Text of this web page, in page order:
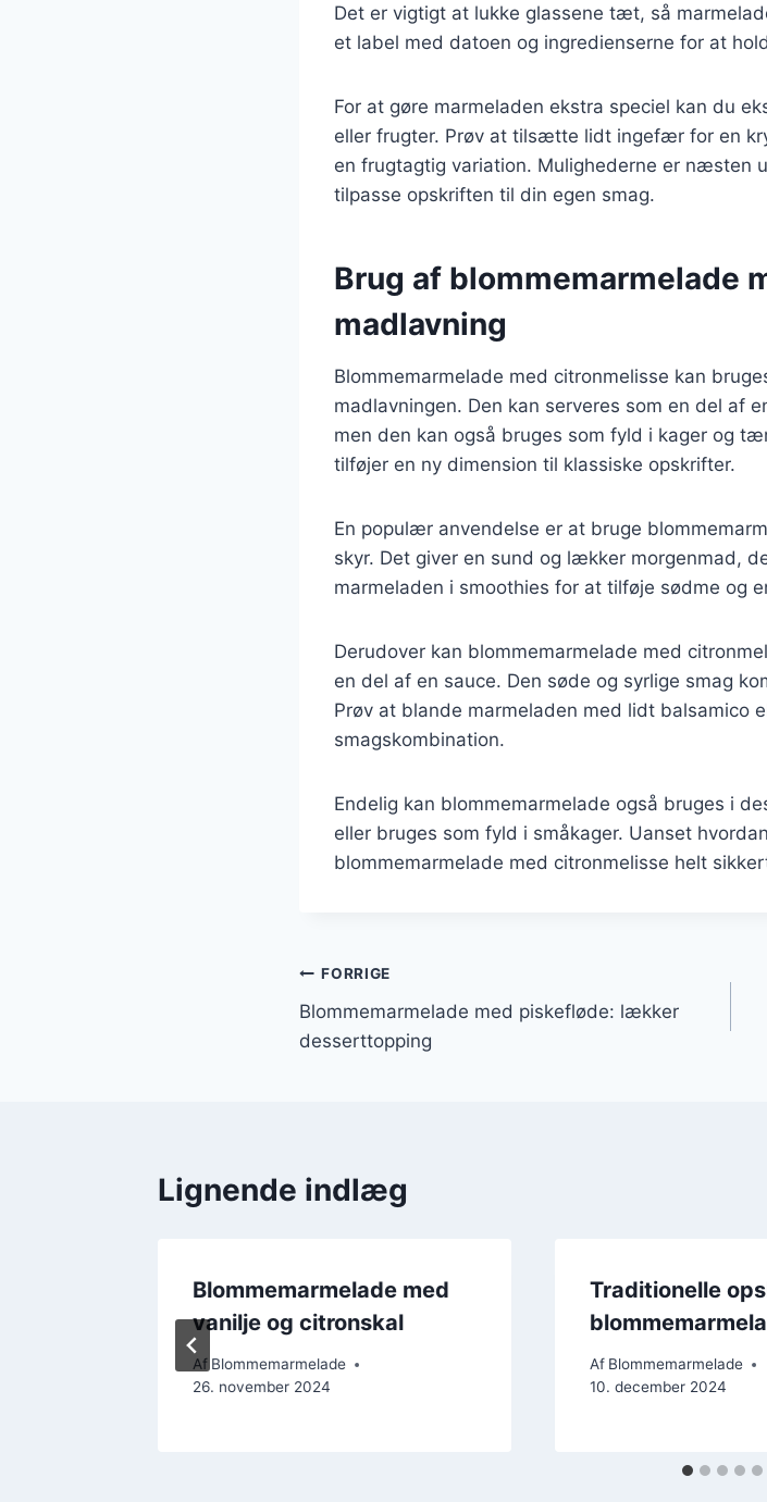
Det er vigtigt at lukke glassene tæt, så
et label med datoen og ingredienserne for at
For at gøre marmeladen ekstra speciel kan du
eller frugter. Prøv at tilsætte lidt ingefær for en
en frugtagtig variation. Mulighederne er næsten
tilpasse opskriften til din egen smag.
Brug af blommemarmelade
madlavning
Blommemarmelade med citronmelisse kan
madlavningen. Den kan serveres som en del af
men den kan også bruges som fyld i kager og
tilføjer en ny dimension til klassiske opskrifter.
En populær anvendelse er at bruge
skyr. Det giver en sund og lækker morgenmad,
marmeladen i smoothies for at tilføje sødme og
Derudover kan blommemarmelade med
en del af en sauce. Den søde og syrlige smag
Prøv at blande marmeladen med lidt balsamico
smagskombination.
Endelig kan blommemarmelade også bruges i
eller bruges som fyld i småkager. Uanset
blommemarmelade med citronmelisse helt
Indlægsnavigation
FORRIGE
Blommemarmelade med piskefløde: lækker
desserttopping
Lignende indlæg
Blommemarmelade med
vanilje og citronskal
Af Blommemarmelade
26. november 2024
Traditionelle
Af Blommemarmelade
10. december 2024